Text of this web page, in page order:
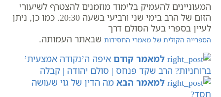
המעוניינים להעמיק בלימוד מוזמנים להצטרף לשיעורי
הזום של הרב בימי שני ורביעי בשעה 20:30. כמו כן, ניתן
לעיין בספרי בעל הסולם דרך
הספרייה הקולית של מאמרי החסידות שבאתר העמותה.
למאמר קודם איפה ה’נקודה אמצעית’
ברוחניות? הרב שקד פנחס | סולם יהודה | קבלה
למאמר הבא מה הדין של גוי שעושה
חסד?